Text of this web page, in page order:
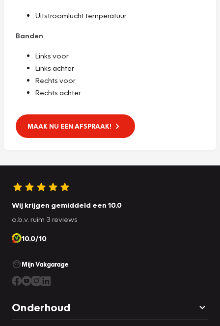
Uitstroomlucht temperatuur
Banden
Links voor
Links achter
Rechts voor
Rechts achter
MAAK NU EEN AFSPRAAK!
Wij krijgen gemiddeld een 10.0
o.b.v. ruim 3 reviews
10.0/10
Mijn Vakgarage
Onderhoud